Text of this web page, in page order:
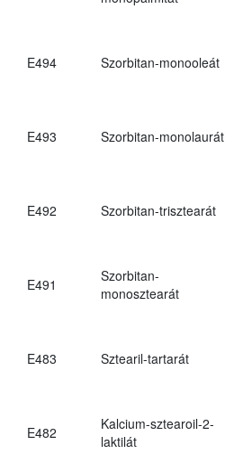
E494 Szorbitan-monooleát
E493 Szorbitan-monolaurát
E492 Szorbitan-trisztearát
E491
Szorbitan-
monosztearát
E483 Sztearil-tartarát
E482
Kalcium-sztearoil-2-
laktilát